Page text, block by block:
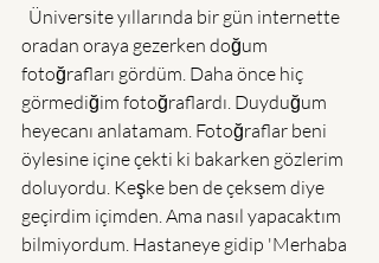
oradan oraya gezerken doğum
fotoğrafları gördüm. Daha önce hiç
görmediğim fotoğraflardı. Duyduğum
heyecanı anlatamam. Fotoğraflar beni
öylesine içine çekti ki bakarken gözlerim
doluyordu. Keşke ben de çeksem diye
geçirdim içimden. Ama nasıl yapacaktım
bilmiyordum. Hastaneye gidip 'Merhaba